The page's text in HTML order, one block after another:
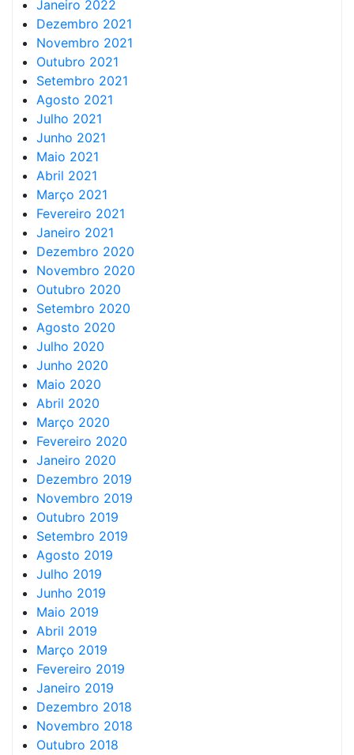
Janeiro 2022
Dezembro 2021
Novembro 2021
Outubro 2021
Setembro 2021
Agosto 2021
Julho 2021
Junho 2021
Maio 2021
Abril 2021
Março 2021
Fevereiro 2021
Janeiro 2021
Dezembro 2020
Novembro 2020
Outubro 2020
Setembro 2020
Agosto 2020
Julho 2020
Junho 2020
Maio 2020
Abril 2020
Março 2020
Fevereiro 2020
Janeiro 2020
Dezembro 2019
Novembro 2019
Outubro 2019
Setembro 2019
Agosto 2019
Julho 2019
Junho 2019
Maio 2019
Abril 2019
Março 2019
Fevereiro 2019
Janeiro 2019
Dezembro 2018
Novembro 2018
Outubro 2018